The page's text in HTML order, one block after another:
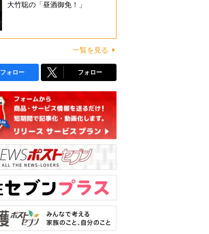
大竹聡の「昼酒御免！」
一覧を見る
フォロー フォロー